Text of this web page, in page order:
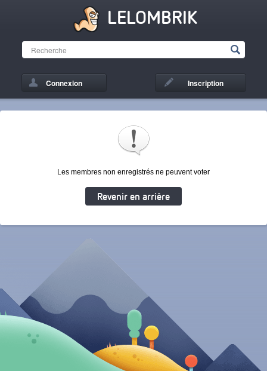
LELOMBRIK
Connexion Inscription
Les membres non enregistrés ne peuvent voter
Revenir en arrière